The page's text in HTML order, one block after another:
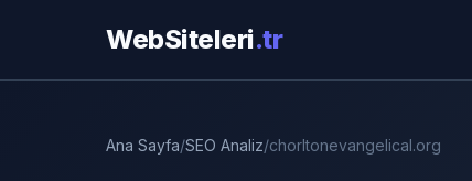
WebSiteleri.tr
Ana Sayfa/SEO Analiz/chorltonevangelical.org